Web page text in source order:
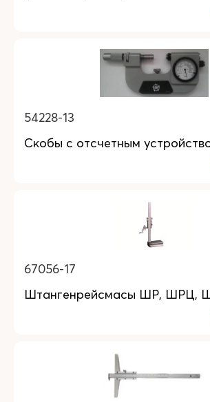
54228-13
Скобы с отсчетным
67056-17
Штангенрейсмасы ШР, ШРЦ,